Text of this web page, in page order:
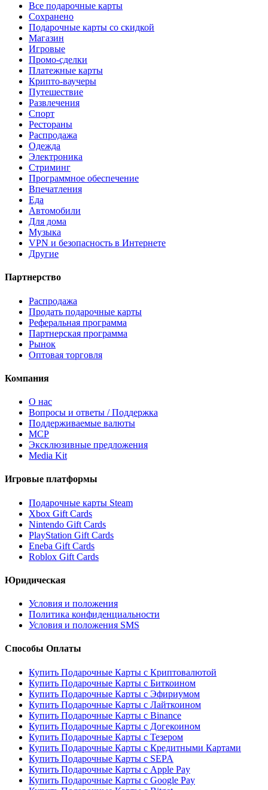
Все подарочные карты
Сохранено
Подарочные карты со скидкой
Магазин
Игровые
Промо-сделки
Платежные карты
Крипто-ваучеры
Путешествие
Развлечения
Спорт
Рестораны
Распродажа
Одежда
Электроника
Стриминг
Программное обеспечение
Впечатления
Еда
Автомобили
Для дома
Музыка
VPN и безопасность в Интернете
Другие
Партнерство
Распродажа
Продать подарочные карты
Реферальная программа
Партнерская программа
Рынок
Оптовая торговля
Компания
О нас
Вопросы и ответы / Поддержка
Поддерживаемые валюты
MCP
Эксклюзивные предложения
Media Kit
Игровые платформы
Подарочные карты Steam
Xbox Gift Cards
Nintendo Gift Cards
PlayStation Gift Cards
Eneba Gift Cards
Roblox Gift Cards
Юридическая
Условия и положения
Политика конфиденциальности
Условия и положения SMS
Способы Оплаты
Купить Подарочные Карты с Криптовалютой
Купить Подарочные Карты с Биткоином
Купить Подарочные Карты с Эфириумом
Купить Подарочные Карты с Лайткоином
Купить Подарочные Карты с Binance
Купить Подарочные Карты с Догекоином
Купить Подарочные Карты с Тезером
Купить Подарочные Карты с Кредитными Картами
Купить Подарочные Карты с SEPA
Купить Подарочные Карты с Apple Pay
Купить Подарочные Карты с Google Pay